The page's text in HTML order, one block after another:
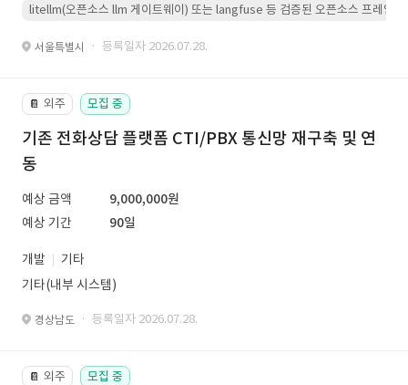
litellm(오픈소스 llm 게이트웨이) 또는 langfuse 등 검증된 오픈소스 프레임워
서울특별시 · 등록일자 2026.07.28.
📔 외주 모집 중
기존 전화상담 플랫폼 CTI/PBX 통신망 재구축 및 연
동
예상 금액
9,000,000원
예상 기간
90일
개발
기타
기타(내부 시스템)
경상남도 · 등록일자 2026.07.28.
📔 외주 모집 중